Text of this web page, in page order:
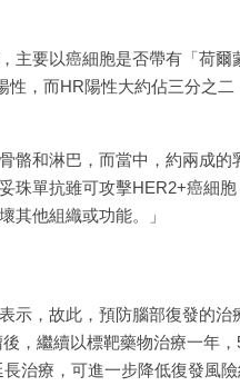
主要以癌細胞是否帶有「荷
，而HR陽性大約佔三分之
骼和淋巴，而當中，約兩成
珠單抗雖可攻擊HER2+癌細
其他組織或功能。」
示，故此，預防腦部復發的
，繼續以標靶藥物治療一年
治療，可進一步降低復發風